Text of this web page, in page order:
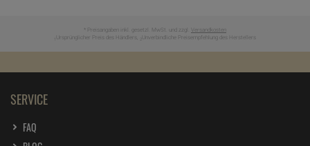
* Preisangaben inkl. gesetzl. MwSt. und zzgl. Versandkosten
Ursprünglicher Preis des Händlers, Unverbindliche Preisempfehlung des Herstellers
SERVICE
FAQ